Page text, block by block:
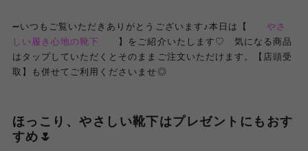
➖いつもご覧いただきありがとうございます♪本日は【やさ
しい履き心地の靴下 】をご紹介いたします♡ 気になる商品
はタップしていただくとそのままご注文いただけます。【店頭受
取】も併せてご利用くださいませ◎
ほっこり、やさしい靴下はプレゼントにもおす
すめ🌷